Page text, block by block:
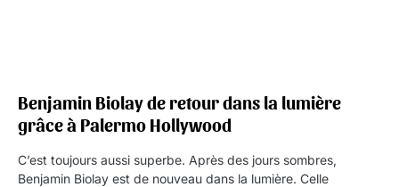
Benjamin Biolay de retour dans la lumière
grâce à Palermo Hollywood
C’est toujours aussi superbe. Après des jours sombres,
Benjamin Biolay est de nouveau dans la lumière. Celle